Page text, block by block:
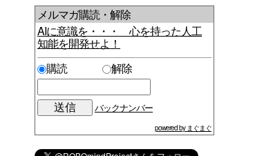
メルマガ購読・解除
AIに意識を・・・ 心を持った人工
知能を開発せよ！
購読
解除
バックナンバー
powered by まぐまぐ